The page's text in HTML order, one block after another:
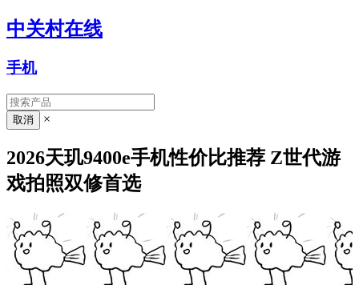
中关村在线
手机
×
2026天玑9400e手机性价比推荐 Z世代游
戏拍照双修首选